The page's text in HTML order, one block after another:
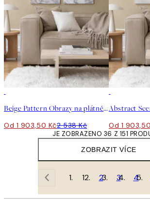
Beige Pattern Obrazy na plátně Duo
Od 1 903,50 Kč2 538 Kč Od 1
ZOBRAZIT VÍCE
JE ZOBRAZENO 36 Z 151
1 2 3 4